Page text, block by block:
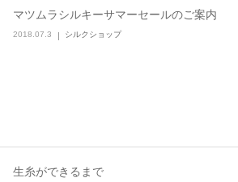
マツムラシルキーサマーセールのご案内
2018.07.3 シルクショップ
生糸ができるまで